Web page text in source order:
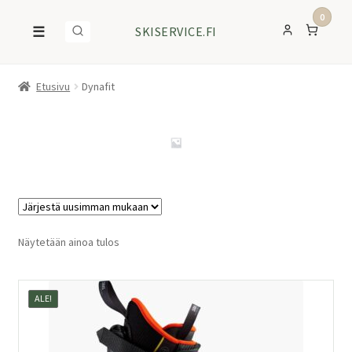
☰ SKISERVICE.FI
0
Etusivu Dynafit
Näytetään ainoa tulos
ALE!